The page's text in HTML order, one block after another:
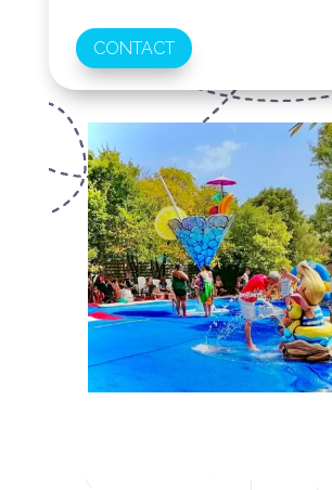
CONTACT